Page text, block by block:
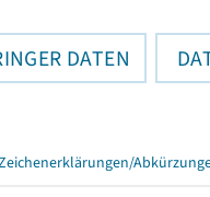
DATEN